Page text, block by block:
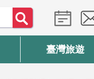
臺灣旅遊